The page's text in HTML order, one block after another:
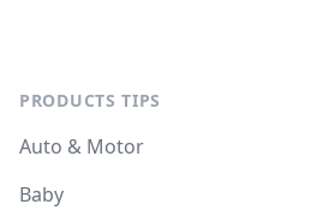
PRODUCTS TIPS
Auto & Motor
Baby